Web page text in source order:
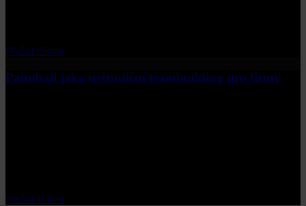
Přečíst článek
Paintball jako netradiční teambuilding pro firmy
Přečíst článek